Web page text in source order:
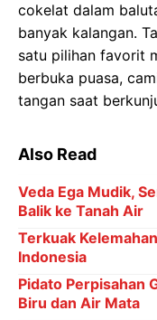
cokelat dalam
banyak kalangan.
satu pilihan favorit
berbuka puasa,
tangan saat
Also Read
Veda Ega Mudik,
Balik ke Tanah Air
Terkuak
Indonesia
Pidato Perpisahan
Biru dan Air Mata